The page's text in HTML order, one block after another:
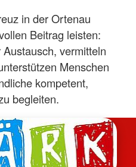
in der Ortenau
Beitrag leisten:
vermitteln
Menschen
kompetent,
begleiten.